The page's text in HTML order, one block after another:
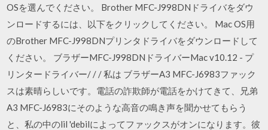
OSを選んでください。 Brother MFC-J998DNドライバをダウ
ンロードするには、以下をクリックしてください。 Mac OS用
のBrother MFC-J998DNプリンタドライバをダウンロードして
ください。 ブラザーMFC-J998DNドライバーMac v10.12 - プ
リンタードライバー/ / / 私は ブラザーA3 MFC-J6983ファック
スは素晴らしいです。電話の詐欺師が電話をかけてきて、兄弟
A3 MFC-J6983にそのような高音の鳴き声を聞かせてもらう
と、私の中のlil 'debilによってファックスがオンになります。彼